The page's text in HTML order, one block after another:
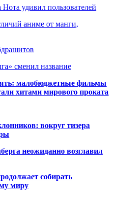
удивил пользователей
аниме от манги,
сменил название
малобюджетные фильмы
хитами мирового проката
вокруг тизера
неожиданно возглавил
собирать
миру